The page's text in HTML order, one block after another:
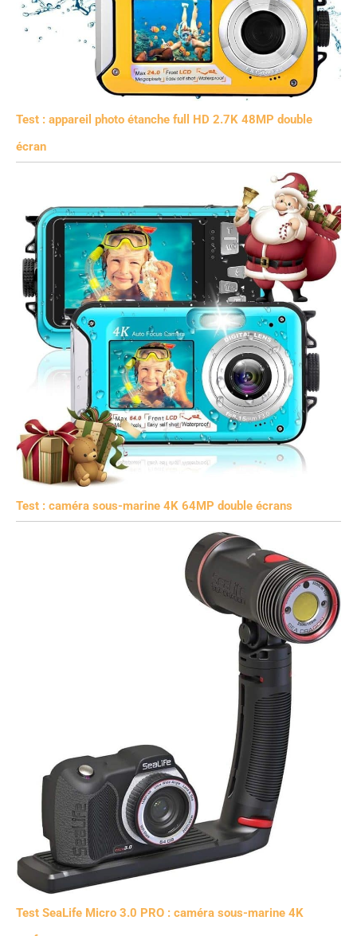
Test : appareil photo étanche full HD 2.7K 48MP double
écran
Test : caméra sous-marine 4K 64MP double écrans
Test SeaLife Micro 3.0 PRO : caméra sous-marine 4K